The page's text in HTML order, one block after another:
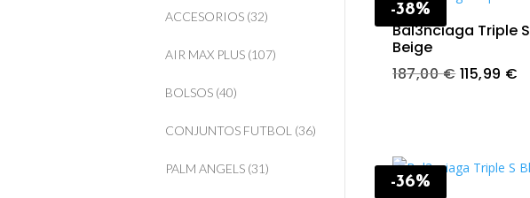
ACCESORIOS (32)
AIR MAX PLUS (107)
BOLSOS (40)
CONJUNTOS FUTBOL (36)
PALM ANGELS (31)
-38%
Bal3nciaga Triple S
Beige
187,00€ Original
115,99 €
-36%